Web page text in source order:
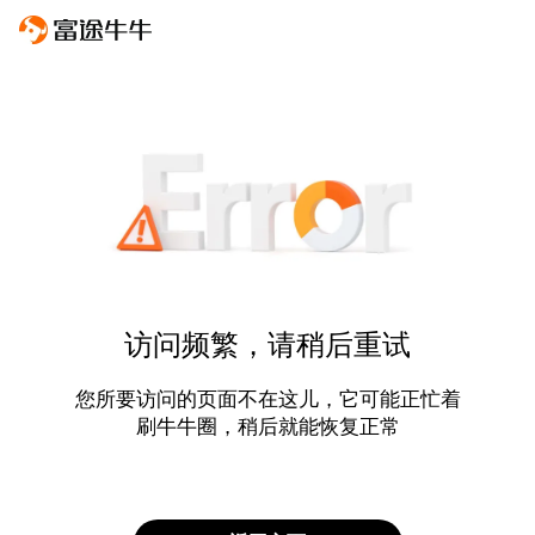
访问频繁，请稍后重试
您所要访问的页面不在这儿，它可能正忙着
刷牛牛圈，稍后就能恢复正常